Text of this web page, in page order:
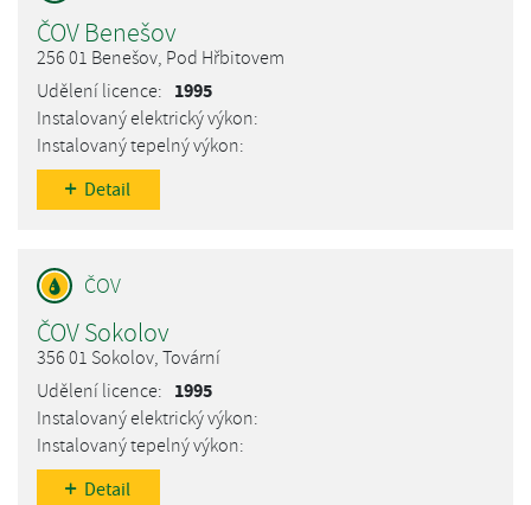
ČOV Benešov
256 01 Benešov, Pod Hřbitovem
1995
Detail
ČOV Sokolov
356 01 Sokolov, Tovární
1995
Detail